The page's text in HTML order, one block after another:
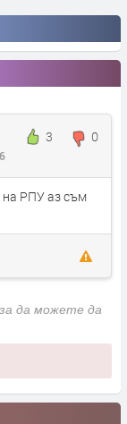
3 0
на РПУ аз съм
да можете да